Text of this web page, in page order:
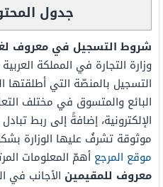
جدول
شروط التسجيل في معروف لغير
وزارة التجارة في المملكة
التسجيل بالمنصّة التي أطلقتها
البائع والمتسوق في مختلف
الإلكترونية، إضافةً إلى ربط
موثوقة تشرفُ عليها الوزارة
موقع المرجع أهمّ المعلومات
معروف للمقيمين الأجانب في